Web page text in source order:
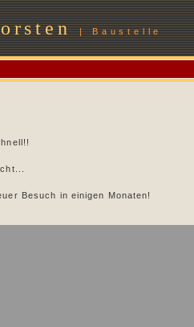
| Baustelle
Besuch in einigen Monaten!